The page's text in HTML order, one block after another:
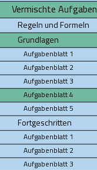
Vermischte Aufgaben
Regeln und Formeln
Grundlagen
Aufgabenblatt 1
Aufgabenblatt 2
Aufgabenblatt 3
Aufgabenblatt 4
Aufgabenblatt 5
Fortgeschritten
Aufgabenblatt 1
Aufgabenblatt 2
Aufgabenblatt 3